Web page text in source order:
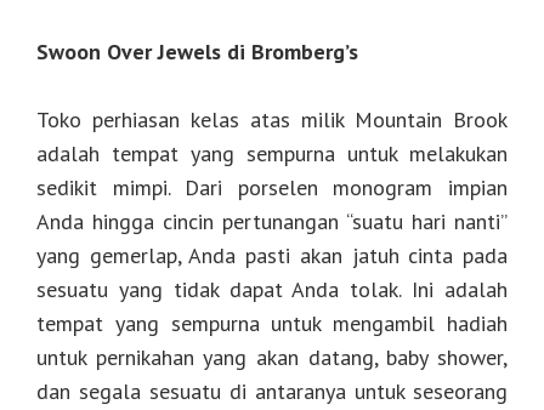
Swoon Over Jewels di Bromberg’s
Toko perhiasan kelas atas milik Mountain Brook
adalah tempat yang sempurna untuk melakukan
sedikit mimpi. Dari porselen monogram impian
Anda hingga cincin pertunangan “suatu hari nanti”
yang gemerlap, Anda pasti akan jatuh cinta pada
sesuatu yang tidak dapat Anda tolak. Ini adalah
tempat yang sempurna untuk mengambil hadiah
untuk pernikahan yang akan datang, baby shower,
dan segala sesuatu di antaranya untuk seseorang